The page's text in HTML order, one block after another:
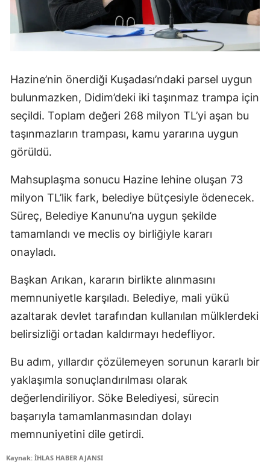
Hazine’nin önerdiği Kuşadası’ndaki parsel uygun
bulunmazken, Didim’deki iki taşınmaz trampa için
seçildi. Toplam değeri 268 milyon TL’yi aşan bu
taşınmazların trampası, kamu yararına uygun
görüldü.
Mahsuplaşma sonucu Hazine lehine oluşan 73
milyon TL’lik fark, belediye bütçesiyle ödenecek.
Süreç, Belediye Kanunu’na uygun şekilde
tamamlandı ve meclis oy birliğiyle kararı
onayladı.
Başkan Arıkan, kararın birlikte alınmasını
memnuniyetle karşıladı. Belediye, mali yükü
azaltarak devlet tarafından kullanılan mülklerdeki
belirsizliği ortadan kaldırmayı hedefliyor.
Bu adım, yıllardır çözülemeyen sorunun kararlı bir
yaklaşımla sonuçlandırılması olarak
değerlendiriliyor. Söke Belediyesi, sürecin
başarıyla tamamlanmasından dolayı
memnuniyetini dile getirdi.
Kaynak: İHLAS HABER AJANSI